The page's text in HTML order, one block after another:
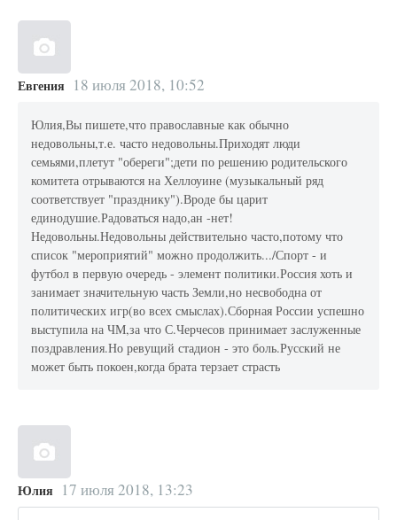
Евгения 18 июля 2018, 10:52
Юлия,Вы пишете,что православные как обычно
недовольны,т.е. часто недовольны.Приходят люди
семьями,плетут "обереги";дети по решению родительского
комитета отрываются на Хеллоуине (музыкальный ряд
соответствует "празднику").Вроде бы царит
единодушие.Радоваться надо,ан -нет!
Недовольны.Недовольны действительно часто,потому что
список "мероприятий" можно продолжить.../Спорт - и
футбол в первую очередь - элемент политики.Россия хоть и
занимает значительную часть Земли,но несвободна от
политических игр(во всех смыслах).Сборная России успешно
выступила на ЧМ,за что С.Черчесов принимает заслуженные
поздравления.Но ревущий стадион - это боль.Русский не
может быть покоен,когда брата терзает страсть
Юлия 17 июля 2018, 13:23